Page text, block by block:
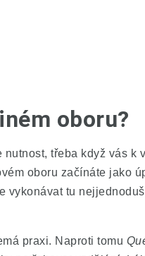
oboru?
třeba když vás k
oboru začínáte jako
vykonávat tu
praxi. Naproti tomu